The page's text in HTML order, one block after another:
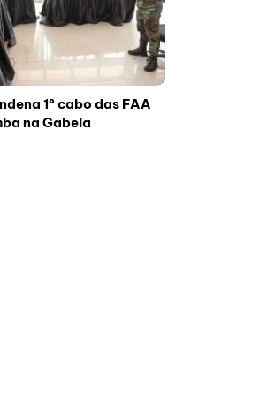
1º cabo das FAA
na Gabela